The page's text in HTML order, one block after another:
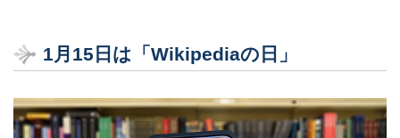
1月15日は「Wikipediaの日」